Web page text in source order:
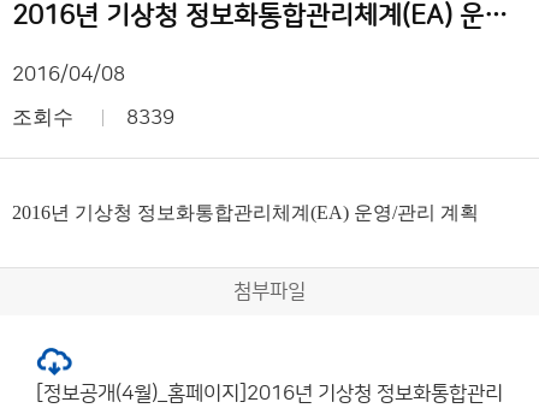
2016년 기상청 정보화통합관리체계(EA) 운영/관리 계획
2016/04/08
조회수 8339
2016년 기상청 정보화통합관리체계(EA) 운영/관리 계획
첨부파일
[정보공개(4월)_홈페이지]2016년 기상청 정보화통합관리